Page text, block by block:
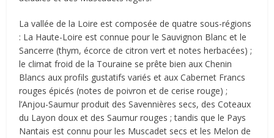
La vallée de la Loire est composée de quatre sous-régions
: La Haute-Loire est connue pour le Sauvignon Blanc et le
Sancerre (thym, écorce de citron vert et notes herbacées) ;
le climat froid de la Touraine se prête bien aux Chenin
Blancs aux profils gustatifs variés et aux Cabernet Francs
rouges épicés (notes de poivron et de cerise rouge) ;
l’Anjou-Saumur produit des Savennières secs, des Coteaux
du Layon doux et des Saumur rouges ; tandis que le Pays
Nantais est connu pour les Muscadet secs et les Melon de